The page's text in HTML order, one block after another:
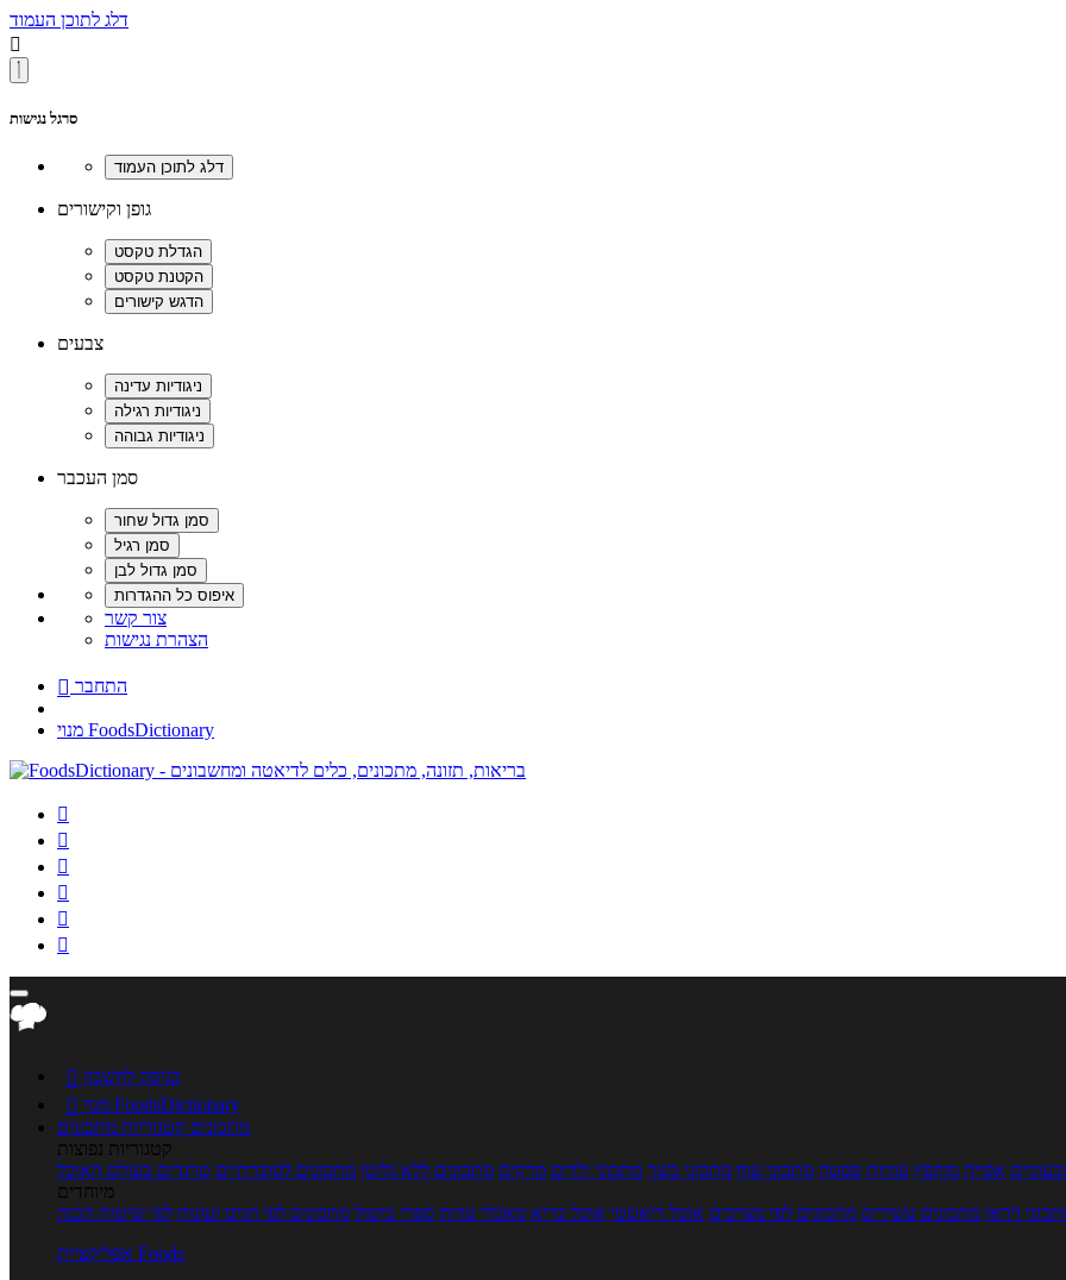
דלג לתוכן העמוד

סרגל נגישות
גופן וקישורים
צבעים
סמן העכבר
צור קשר
הצהרת נגישות
 התחבר
מנוי FoodsDictionary






 כניסה לחשבון

מנוי FoodsDictionary
מתכונים קטגוריות מתכונים
קטגוריות נפוצות
אפייה מוקפץ עוגיות פסטה מתכוני עוף מתכוני בשר מתכוני ילדים מרקים מתכונים ללא גלוטן מתכונים לסוכרתיים טרנדים בעולם האוכל
מיוחדים
וידאו מתכונים עשירים מתכונים לפי מצרכים אוכל דיאטטי אוכל בריא מאכלי עדות ספרי בישול מתכונים לפי חגים ועונות לפי שיטות הכנה
אפליקציית Foods